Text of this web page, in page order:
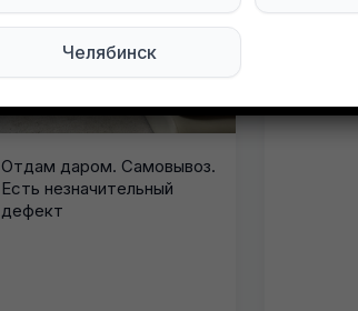
Отдам даром. Самовывоз.
Есть незначительный
дефект
Челябинск